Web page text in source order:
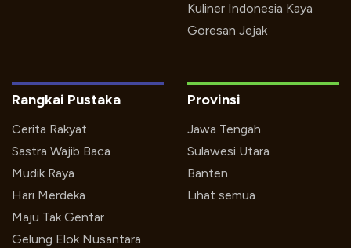
Kuliner Indonesia Kaya
Goresan Jejak
Rangkai Pustaka
Cerita Rakyat
Sastra Wajib Baca
Mudik Raya
Hari Merdeka
Maju Tak Gentar
Gelung Elok Nusantara
Provinsi
Jawa Tengah
Sulawesi Utara
Banten
Lihat semua